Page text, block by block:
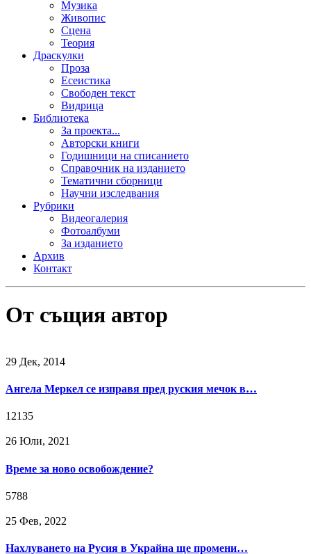
Музика
Живопис
Сцена
Теория
Драскулки
Проза
Есеистика
Свободен текст
Видрица
Библиотека
За проекта...
Авторски книги
Годишници на списанието
Справочник на изданието
Тематични сборници
Научни изследвания
Рубрики
Видеогалерия
Фотоалбуми
За изданието
Архив
Контакт
От същия автор
29 Дек, 2014
Ангела Меркел се изправя пред руския мечок в…
12135
26 Юли, 2021
Време за ново освобождение?
5788
25 Фев, 2022
Нахлуването на Русия в Украйна ще промени…